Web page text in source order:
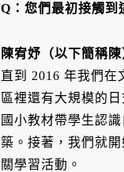
Q：您們最初接觸到
陳宥妤（以下簡稱陳
直到 2016 年我們在
區裡還有大規模的
國小教材帶學生認
築。接著，我們就
關學習活動。